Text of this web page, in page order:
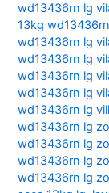
wd13436rn lg
13kg
wd13436rn lg
wd13436rn lg
wd13436rn lg
wd13436rn lg
wd13436rn lg
wd13436rn lg
wd13436rn lg
wd13436rn lg
wd13436rn lg